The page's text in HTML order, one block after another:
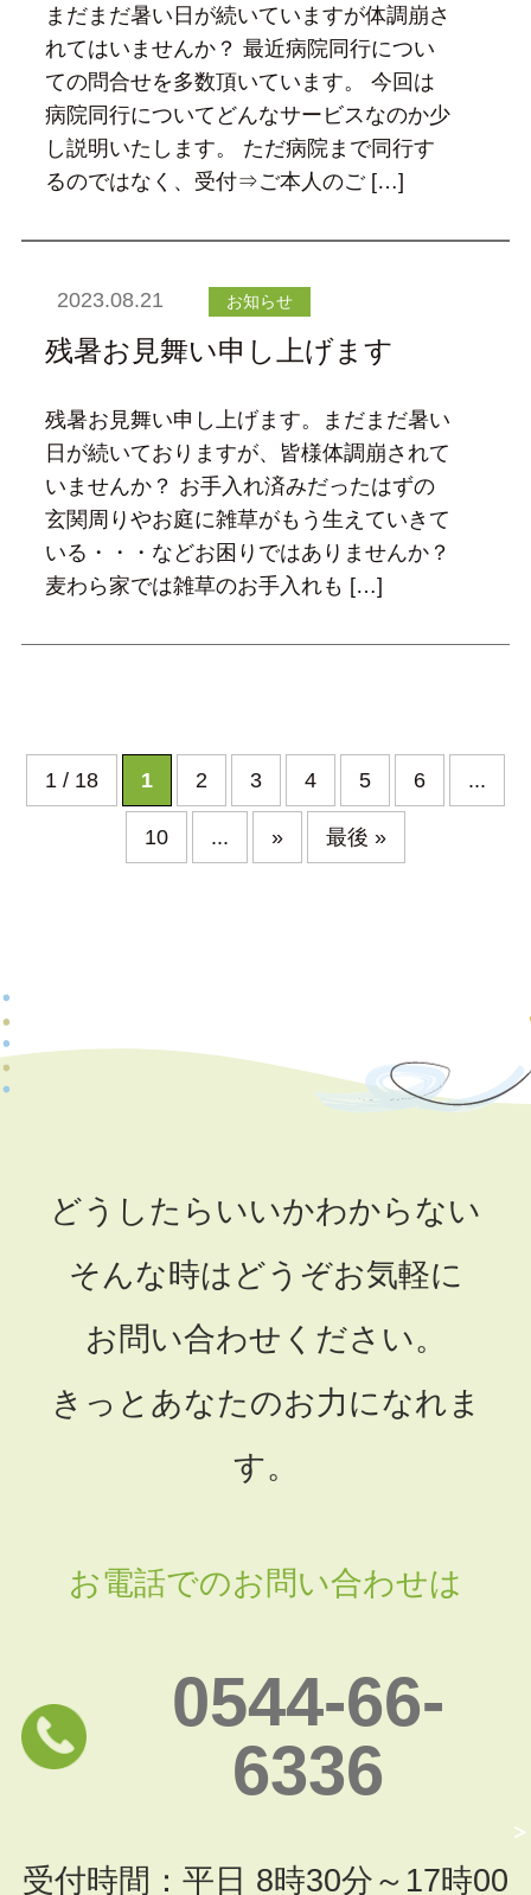
まだまだ暑い日が続いていますが体調崩さ
れてはいませんか？ 最近病院同行につい
ての問合せを多数頂いています。 今回は
病院同行についてどんなサービスなのか少
し説明いたします。 ただ病院まで同行す
るのではなく、受付⇒ご本人のご […]
2023.08.21 お知らせ
残暑お見舞い申し上げます
残暑お見舞い申し上げます。まだまだ暑い
日が続いておりますが、皆様体調崩されて
いませんか？ お手入れ済みだったはずの
玄関周りやお庭に雑草がもう生えていきて
いる・・・などお困りではありませんか？
麦わら家では雑草のお手入れも […]
1 / 18 1 2 3 4 5 6 ...
10 ... » 最後 »
どうしたらいいかわからない
そんな時はどうぞお気軽に
お問い合わせください。
きっとあなたのお力になれま
す。
お電話でのお問い合わせは
0544-66-
6336
受付時間：平日 8時30分～17時00